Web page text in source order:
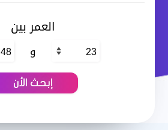
العمر بين
و